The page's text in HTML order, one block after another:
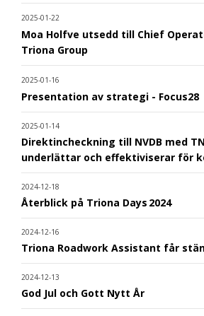
2025-01-22
Moa Holfve utsedd till Chief
Triona Group
2025-01-16
Presentation av strategi - Focus28
2025-01-14
Direktincheckning till NVDB med
underlättar och effektiviserar för
2024-12-18
Återblick på Triona Days 2024
2024-12-16
Triona Roadwork Assistant får
2024-12-13
God Jul och Gott Nytt År